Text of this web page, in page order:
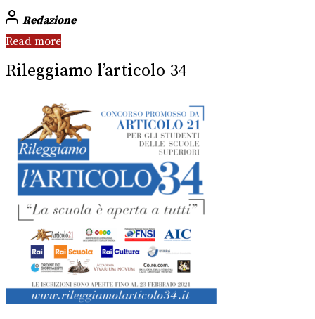
Redazione
Read more
Rileggiamo l’articolo 34